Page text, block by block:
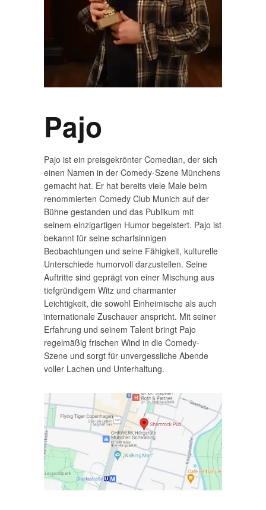
Pajo
Pajo ist ein preisgekrönter Comedian, der sich
einen Namen in der Comedy-Szene Münchens
gemacht hat. Er hat bereits viele Male beim
renommierten Comedy Club Munich auf der
Bühne gestanden und das Publikum mit
seinem einzigartigen Humor begeistert. Pajo ist
bekannt für seine scharfsinnigen
Beobachtungen und seine Fähigkeit, kulturelle
Unterschiede humorvoll darzustellen. Seine
Auftritte sind geprägt von einer Mischung aus
tiefgründigem Witz und charmanter
Leichtigkeit, die sowohl Einheimische als auch
internationale Zuschauer anspricht. Mit seiner
Erfahrung und seinem Talent bringt Pajo
regelmäßig frischen Wind in die Comedy-
Szene und sorgt für unvergessliche Abende
voller Lachen und Unterhaltung.